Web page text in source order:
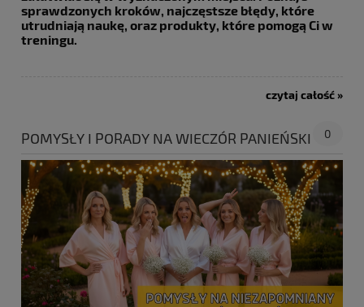
sprawdzonych kroków, najczęstsze błędy, które
utrudniają naukę, oraz produkty, które pomogą Ci w
treningu.
czytaj całość »
POMYSŁY I PORADY NA WIECZÓR PANIEŃSKI 0